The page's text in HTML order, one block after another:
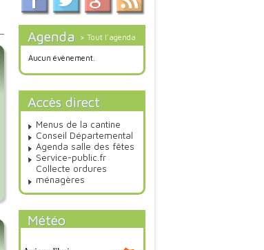
Agenda > Tout l'agenda
Aucun évènement.
Accès direct
Menus de la cantine
Conseil Départemental
Agenda salle des fêtes
Service-public.fr
Collecte ordures
ménagères
Météo